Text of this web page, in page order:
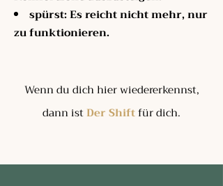
spürst: Es reicht nicht mehr, nur
zu funktionieren.
Wenn du dich hier wiedererkennst,
dann istDer Shiftfür dich.